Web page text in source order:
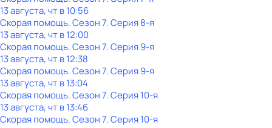
13 августа, чт в 10:56
Скорая помощь. Сезон 7. Серия 8-я
13 августа, чт в 12:00
Скорая помощь. Сезон 7. Серия 9-я
13 августа, чт в 12:38
Скорая помощь. Сезон 7. Серия 9-я
13 августа, чт в 13:04
Скорая помощь. Сезон 7. Серия 10-я
13 августа, чт в 13:46
Скорая помощь. Сезон 7. Серия 10-я